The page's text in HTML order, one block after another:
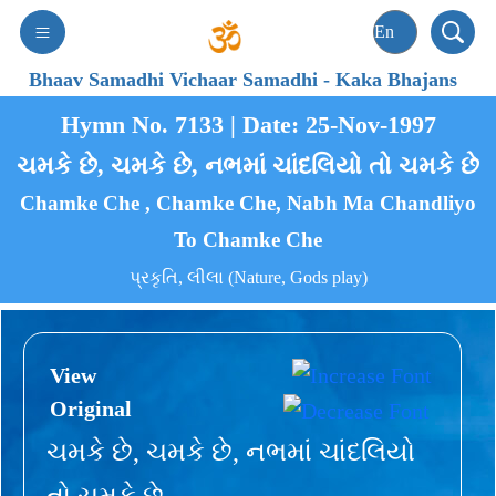
Bhaav Samadhi Vichaar Samadhi-Kaka Bhajans
Hymn No. 7133 | Date: 25-Nov-1997
ચમકે છે, ચમકે છે, નભમાં ચાંદલિયો તો ચમકે છે
Chamke Che , Chamke Che, Nabh Ma Chandliyo
To Chamke Che
પ્રકૃતિ, લીલા (Nature, Gods play)
View
Original
ચમકે છે, ચમકે છે, નભમાં ચાંદલિયો